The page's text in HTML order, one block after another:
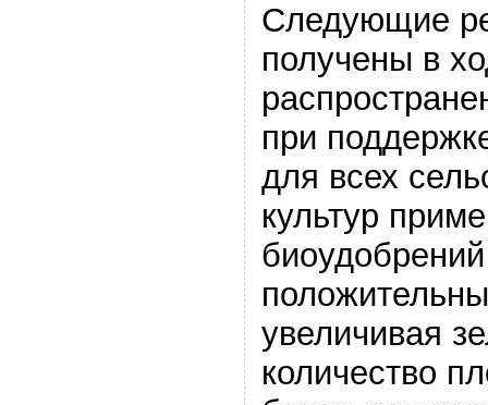
Следующие
получены в
при
для всех
культур
увеличивая
количество